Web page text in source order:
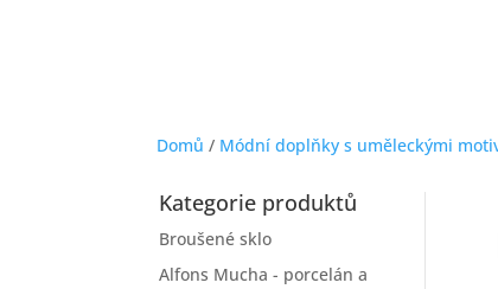
Domů / Módní doplňky s uměleckými
Kategorie produktů
Broušené sklo
Alfons Mucha - porcelán a